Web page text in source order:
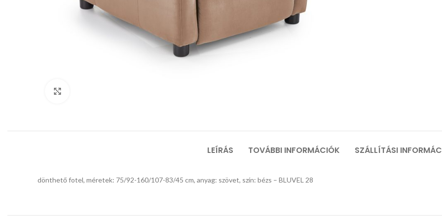
LEÍRÁS TOVÁBBI INFORMÁCIÓK SZÁLLÍTÁSI
dönthető fotel, méretek: 75/92-160/107-83/45 cm, anyag: szövet, szín: bézs – BLUVEL 28